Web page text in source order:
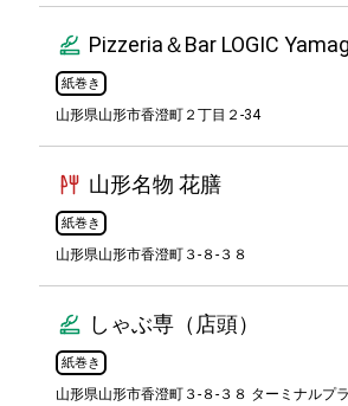
Pizzeria＆Bar LOGIC
紙巻き
山形県山形市香澄町２丁目２-34
山形名物 花膳
紙巻き
山形県山形市香澄町３-８-３８
しゃぶ専（店頭）
紙巻き
山形県山形市香澄町３-８-３８ ターミナルプ